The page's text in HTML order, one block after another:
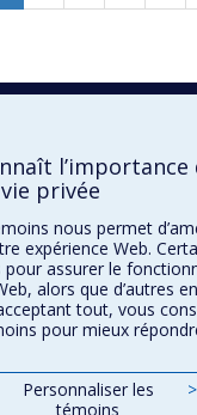
Page
de
l’importance
privée
nous permet
expérience Web.
assurer le
alors que d’autres
tout, vous
pour mieux
Personnaliser les
témoins
>